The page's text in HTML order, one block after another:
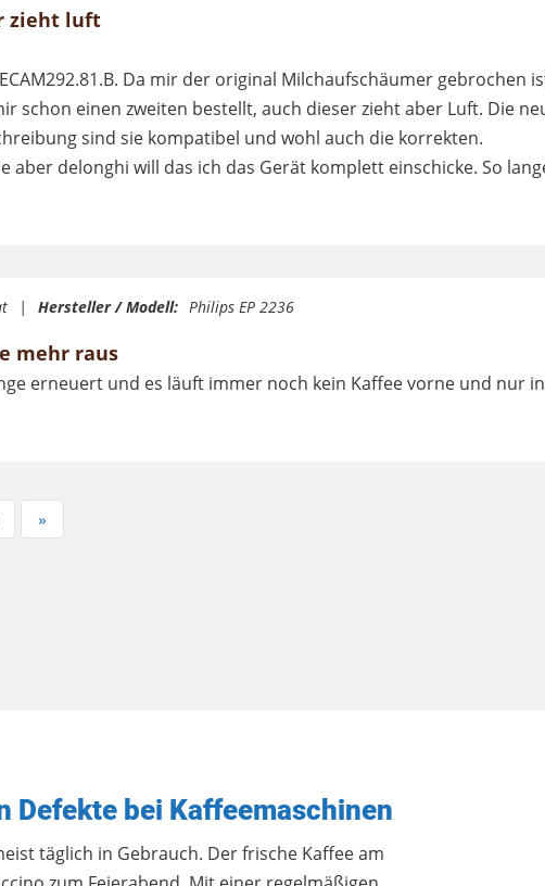
zieht luft
Da mir der original Milchaufschäumer
schon einen zweiten bestellt, auch dieser zieht aber Luft. Die
sind sie kompatibel und wohl auch die korrekten.
aber delonghi will das ich das Gerät komplett einschicke. So
Hersteller / Modell: Philips EP 2236
mehr raus
erneuert und es läuft immer noch kein Kaffee vorne und nur
Letzte
»
Defekte bei Kaffeemaschinen
täglich in Gebrauch. Der frische Kaffee am